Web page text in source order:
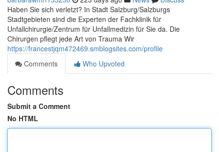
Haben Sie sich verletzt? In Stadt Salzburg/Salzburgs
Stadtgebieten sind die Experten der Fachklinik für
Unfallchirurgie/Zentrum für Unfallmedizin für Sie da. Die
Chirurgen pflegt jede Art von Trauma Wir
https://francestjqm472469.smblogsites.com/profile
Comments
Who Upvoted
Comments
Submit a Comment
No HTML